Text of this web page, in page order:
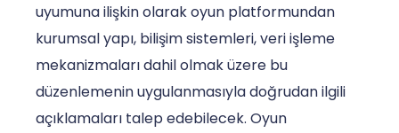
uyumuna ilişkin olarak oyun platformundan
kurumsal yapı, bilişim sistemleri, veri işleme
mekanizmaları dahil olmak üzere bu
düzenlemenin uygulanmasıyla doğrudan ilgili
açıklamaları talep edebilecek. Oyun